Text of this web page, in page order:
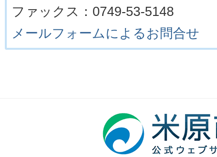
ファックス：0749-53-5148
メールフォームによるお問合せ